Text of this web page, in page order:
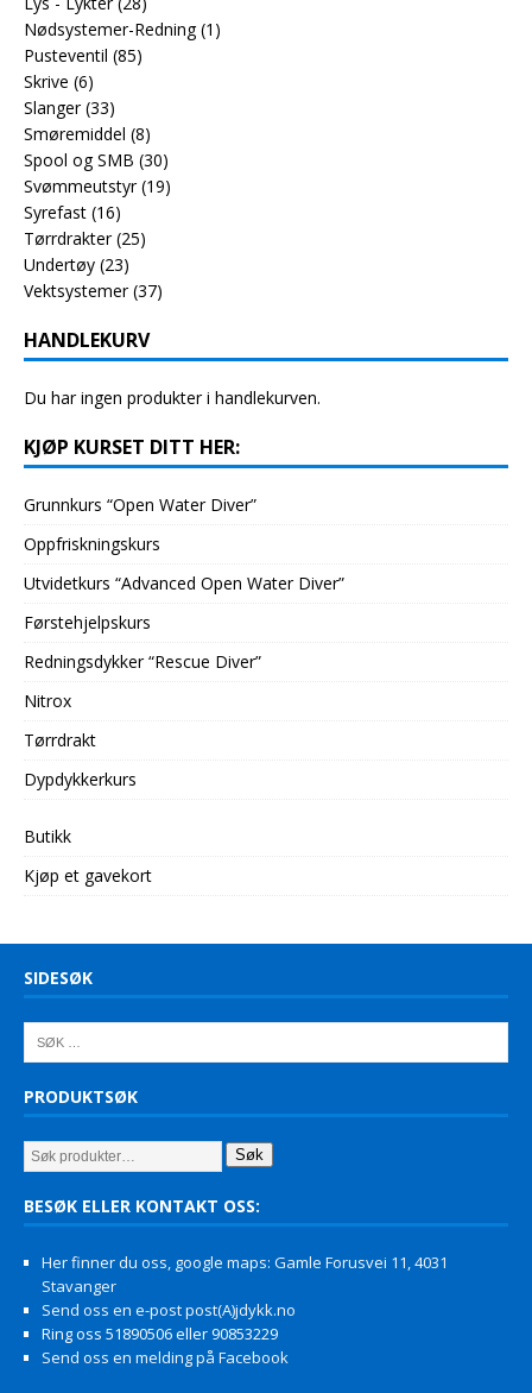
Nødsystemer-Redning (1)
Pusteventil (85)
Skrive (6)
Slanger (33)
Smøremiddel (8)
Spool og SMB (30)
Svømmeutstyr (19)
Syrefast (16)
Tørrdrakter (25)
Undertøy (23)
Vektsystemer (37)
HANDLEKURV
Du har ingen produkter i handlekurven.
KJØP KURSET DITT HER:
Grunnkurs “Open Water Diver”
Oppfriskningskurs
Utvidetkurs “Advanced Open Water Diver”
Førstehjelpskurs
Redningsdykker “Rescue Diver”
Nitrox
Tørrdrakt
Dypdykkerkurs
Butikk
Kjøp et gavekort
SIDESØK
PRODUKTSØK
Søk
BESØK ELLER KONTAKT OSS:
Her finner du oss, google maps: Gamle Forusvei 11, 4031
Stavanger
Send oss en e-post post(A)jdykk.no
Ring oss 51890506 eller 90853229
Send oss en melding på Facebook